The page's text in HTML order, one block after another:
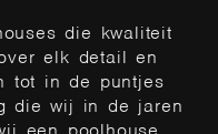
die kwaliteit
elk detail en
tot in de puntjes
die wij in de jaren